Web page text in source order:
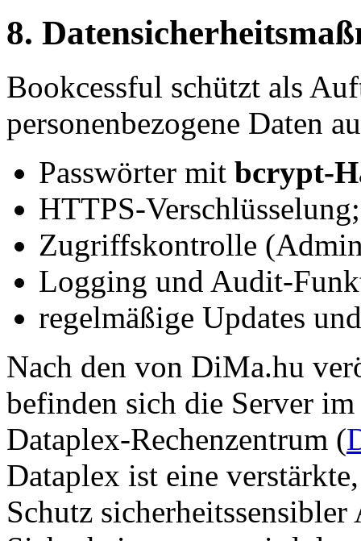
8.
Bookcessful schützt als
personenbezogene Daten
Passwörter mit bcrypt-
HTTPS-Verschlüsselung;
Zugriffskontrolle
Logging und Audit-
regelmäßige Updates
Nach den von DiMa.hu
befinden sich die Server
Dataplex-Rechenzentrum (
Dataplex ist eine
Schutz